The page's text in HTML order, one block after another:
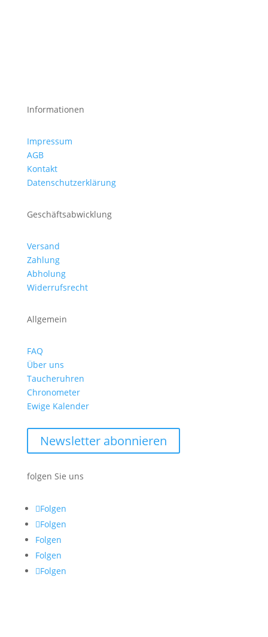
Informationen
Impressum
AGB
Kontakt
Datenschutzerklärung
Geschäftsabwicklung
Versand
Zahlung
Abholung
Widerrufsrecht
Allgemein
FAQ
Über uns
Taucheruhren
Chronometer
Ewige Kalender
Newsletter abonnieren
folgen Sie uns
Folgen
Folgen
Folgen
Folgen
Folgen